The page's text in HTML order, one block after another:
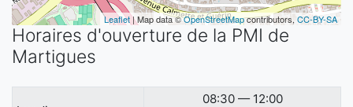
Leaflet| Map data ©OpenStreetMapcontributors, CC-BY-SA
Horaires d'ouverture de la PMI de
Martigues
08:30 — 12:00